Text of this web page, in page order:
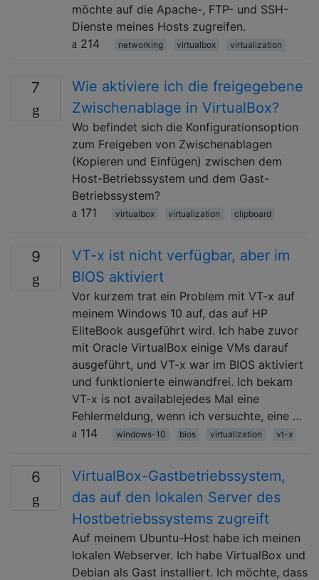
möchte auf die Apache-, FTP- und SSH-
Dienste meines Hosts zugreifen.
214
networking virtualbox virtualization
7
Wie aktiviere ich die freigegebene
Zwischenablage in VirtualBox?
Wo befindet sich die Konfigurationsoption
zum Freigeben von Zwischenablagen
(Kopieren und Einfügen) zwischen dem
Host-Betriebssystem und dem Gast-
Betriebssystem?
171
virtualbox virtualization clipboard
9
VT-x ist nicht verfügbar, aber im
BIOS aktiviert
Vor kurzem trat ein Problem mit VT-x auf
meinem Windows 10 auf, das auf HP
EliteBook ausgeführt wird. Ich habe zuvor
mit Oracle VirtualBox einige VMs darauf
ausgeführt, und VT-x war im BIOS aktiviert
und funktionierte einwandfrei. Ich bekam
VT-x is not availablejedes Mal eine
Fehlermeldung, wenn ich versuchte, eine …
114
windows-10 bios virtualization vt-x
6
VirtualBox-Gastbetriebssystem,
das auf den lokalen Server des
Hostbetriebssystems zugreift
Auf meinem Ubuntu-Host habe ich meinen
lokalen Webserver. Ich habe VirtualBox und
Debian als Gast installiert. Ich möchte, dass